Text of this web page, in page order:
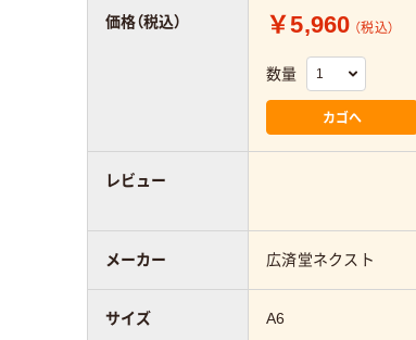
￥5,960 （税込）
数量
カゴへ
広済堂ネクスト
A6
価格（税込）
レビュー
メーカー
サイズ